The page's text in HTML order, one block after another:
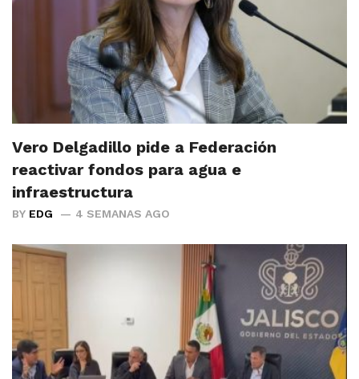
Vero Delgadillo pide a Federación
reactivar fondos para agua e
infraestructura
BY EDG 4 SEMANAS AGO